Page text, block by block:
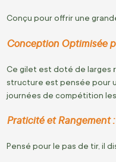
Conçu pour offrir une
Conception Optimisée
Ce gilet est doté de larges
structure est pensée pour
journées de compétition
Praticité et Rangement :
Pensé pour le pas de tir, il